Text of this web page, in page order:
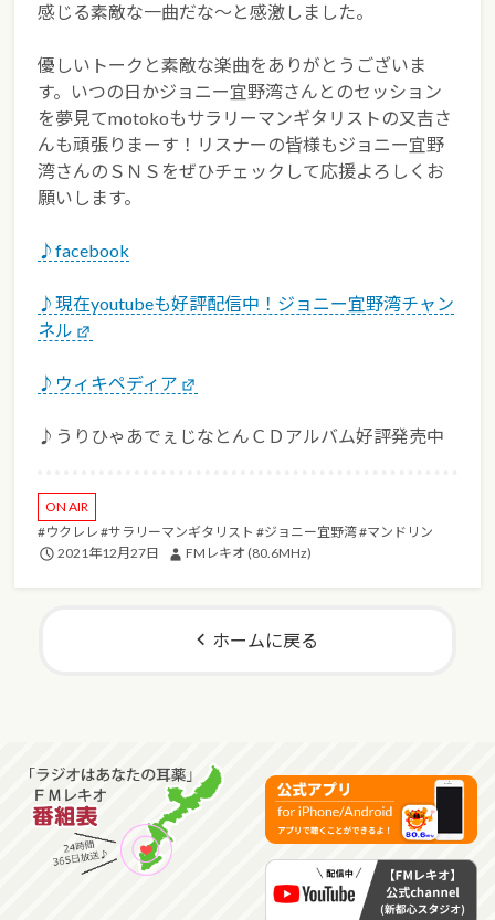
感じる素敵な一曲だな～と感激しました。
優しいトークと素敵な楽曲をありがとうございま
す。いつの日かジョニー宜野湾さんとのセッション
を夢見てmotokoもサラリーマンギタリストの又吉さ
んも頑張りまーす！リスナーの皆様もジョニー宜野
湾さんのＳＮＳをぜひチェックして応援よろしくお
願いします。
♪facebook
♪現在youtubeも好評配信中！ジョニー宜野湾チャン
ネル
♪ウィキペディア
♪うりひゃあでぇじなとんＣＤアルバム好評発売中
ON AIR
#ウクレレ #サラリーマンギタリスト #ジョニー宜野湾#マンドリン
2021年12月27日
FMレキオ (80.6MHz)
ホームに戻る